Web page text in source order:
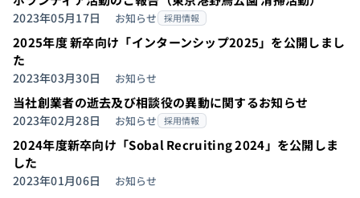
2023年05月17日 お知らせ 採用情報
2025年度 新卒向け「インターンシップ2025」を公開しまし
た
2023年03月30日 お知らせ
当社創業者の逝去及び相談役の異動に関するお知らせ
2023年02月28日 お知らせ 採用情報
2024年度新卒向け「Sobal Recruiting 2024」を公開しま
した
2023年01月06日 お知らせ